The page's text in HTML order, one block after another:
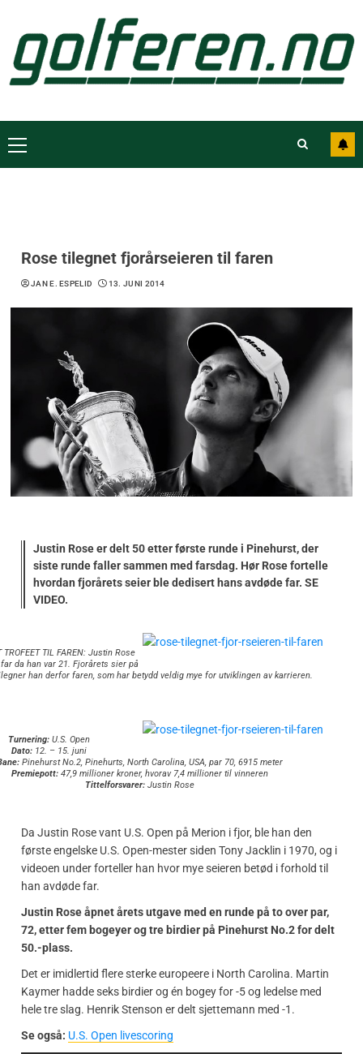
Rose tilegnet fjorårseieren til faren
JAN E. ESPELID 13. JUNI 2014
Justin Rose er delt 50 etter første runde i Pinehurst, der
siste runde faller sammen med farsdag. Hør Rose fortelle
hvordan fjorårets seier ble dedisert hans avdøde far. SE
VIDEO.
TROFEET TIL FAREN: Justin Rose
da han var 21. Fjorårets sier på
han derfor faren, som har betydd veldig mye for utviklingen av karrieren.
Turnering: U.S. Open
Dato: 12. – 15. juni
Pinehurst No.2, Pinehurts, North Carolina, USA, par 70, 6915 meter
Premiepott:47,9 millioner kroner, hvorav 7,4 millioner til vinneren
Tittelforsvarer:Justin Rose
Da Justin Rose vant U.S. Open på Merion i fjor, ble han den
første engelske U.S. Open-mester siden Tony Jacklin i 1970, og i
videoen under forteller han hvor mye seieren betød i forhold til
han avdøde far.
Justin Rose åpnet årets utgave med en runde på to over par,
72, etter fem bogeyer og tre birdier på Pinehurst No.2 for delt
50.-plass.
Det er imidlertid flere sterke europeere i North Carolina. Martin
Kaymer hadde seks birdier og én bogey for -5 og ledelse med
hele tre slag. Henrik Stenson er delt sjettemann med -1.
Se også: U.S. Open livescoring